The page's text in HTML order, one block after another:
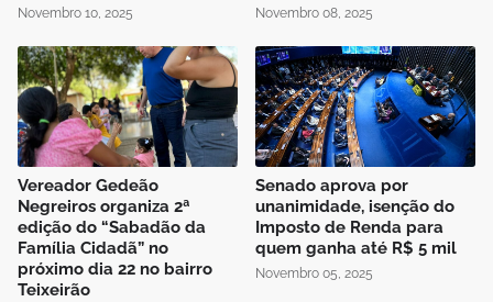
Novembro 10, 2025 Novembro 08, 2025
Vereador Gedeão
Negreiros organiza 2ª
edição do “Sabadão da
Família Cidadã” no
próximo dia 22 no bairro
Teixeirão
Senado aprova por
unanimidade, isenção do
Imposto de Renda para
quem ganha até R$ 5 mil
Novembro 05, 2025